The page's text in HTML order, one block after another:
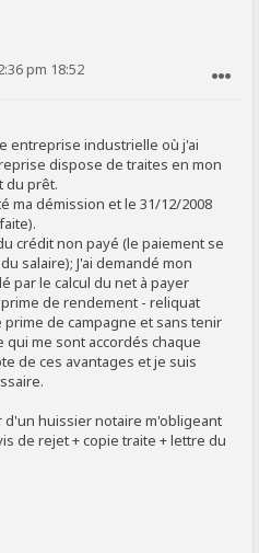
pm 18:52
entreprise industrielle où j'ai
dispose de traites en mon
du prêt.
ma démission et le 31/12/2008
crédit non payé (le paiement se
salaire); J'ai demandé mon
par le calcul du net à payer
de rendement - reliquat
de campagne et sans tenir
me sont accordés chaque
de ces avantages et je suis
huissier notaire m'obligeant
de rejet + copie traite + lettre du